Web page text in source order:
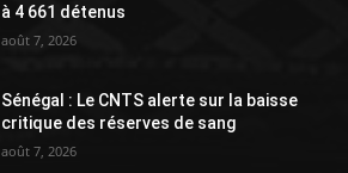
à 4 661 détenus
août 7, 2026
Sénégal : Le CNTS alerte sur la baisse
critique des réserves de sang
août 7, 2026